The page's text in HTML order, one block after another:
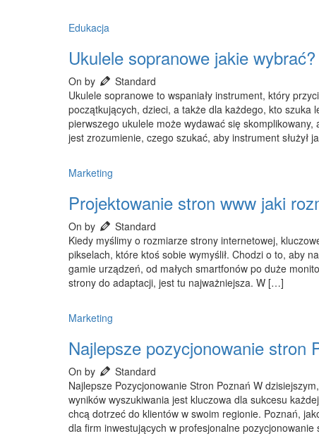
Edukacja
Ukulele sopranowe jakie wybrać?
On by
Standard
Ukulele sopranowe to wspaniały instrument, który
początkujących, dzieci, a także dla każdego, kto
pierwszego ukulele może wydawać się
jest zrozumienie, czego szukać, aby instrument służył
Marketing
Projektowanie stron www jaki
On by
Standard
Kiedy myślimy o rozmiarze strony internetowej,
pikselach, które ktoś sobie wymyślił. Chodzi o to, aby
gamie urządzeń, od małych smartfonów po duże
strony do adaptacji, jest tu najważniejsza. W […]
Marketing
Najlepsze pozycjonowanie stron
On by
Standard
Najlepsze Pozycjonowanie Stron Poznań W
wyników wyszukiwania jest kluczowa dla sukcesu
chcą dotrzeć do klientów w swoim regionie. Poznań,
dla firm inwestujących w profesjonalne